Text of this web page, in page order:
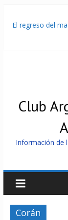
El regreso del
Milei firmó
China presenta
La Habana
Más de 7 000
Club
Información de
Corán